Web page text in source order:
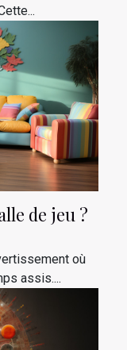
de jeu ?
où
assis....